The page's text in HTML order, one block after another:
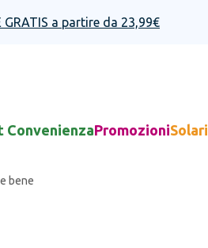
GRATIS a partire da 23,99€
ConvenienzaPromozioniSolari
bene